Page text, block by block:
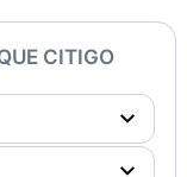
CITIGO